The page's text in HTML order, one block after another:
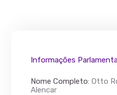
Informações
Nome Completo:Otto
Alencar